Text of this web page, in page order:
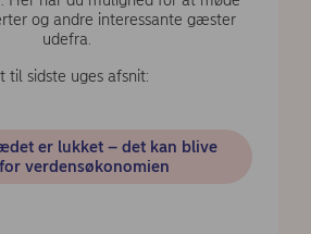
og andre interessante gæster
udefra.
til sidste uges afsnit:
er lukket – det kan blive
verdensøkonomien